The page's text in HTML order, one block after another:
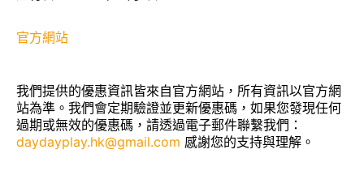
官方網站
我們提供的優惠資訊皆來自官方網站，所有資訊以官方網
站為準。我們會定期驗證並更新優惠碼，如果您發現任何
過期或無效的優惠碼，請透過電子郵件聯繫我們：
daydayplay.hk@gmail.com 感謝您的支持與理解。